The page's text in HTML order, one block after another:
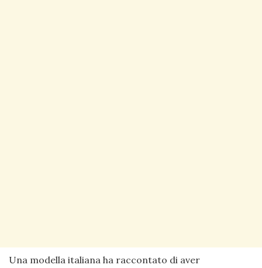
Una modella italiana ha raccontato di aver